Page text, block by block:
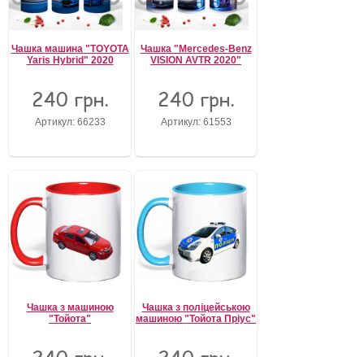
Чашка машина "TOYOTA
Yaris Hybrid" 2020
240 грн.
Артикул: 66233
Чашка "Mercedes-Benz
VISION AVTR 2020"
240 грн.
Артикул: 61553
Чашка з машиною
"Тойота"
Чашка з поліцейською
машиною "Тойотa Пріус"